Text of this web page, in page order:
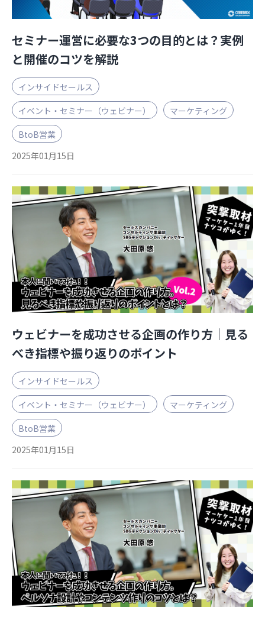
セミナー運営に必要な3つの目的とは？実例
と開催のコツを解説
インサイドセールス
イベント・セミナー（ウェビナー）
マーケティング
BtoB営業
2025年01月15日
ウェビナーを成功させる企画の作り方｜見る
べき指標や振り返りのポイント
インサイドセールス
イベント・セミナー（ウェビナー）
マーケティング
BtoB営業
2025年01月15日